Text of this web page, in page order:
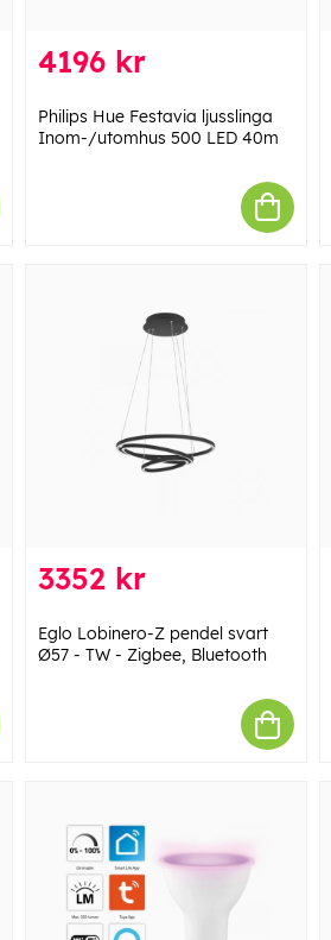
4196 kr
Philips Hue Festavia ljusslinga
Inom-/utomhus 500 LED 40m
3352 kr
Eglo Lobinero-Z pendel svart
Ø57 - TW - Zigbee, Bluetooth